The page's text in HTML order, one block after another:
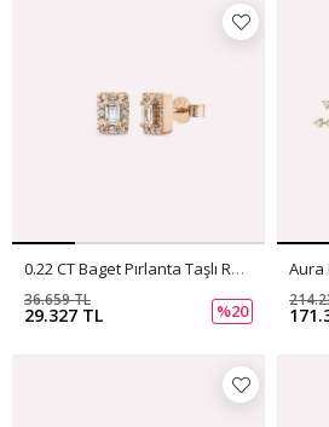
0.22 CT Baget Pırlanta Taşlı Rose Altın Küpe
29.327 TL
36.659 TL
%20